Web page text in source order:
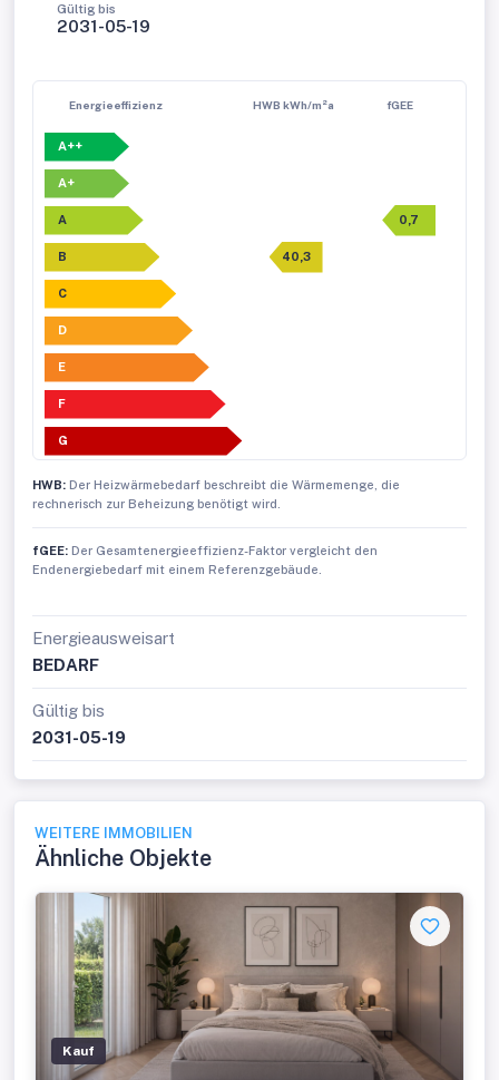
Gültig bis
2031-05-19
Energieeffizienz HWB kWh/m²a fGEE
A++
A+
A 0,7
B 40,3
C
D
E
F
G
HWB: Der Heizwärmebedarf beschreibt die Wärmemenge, die
rechnerisch zur Beheizung benötigt wird.
fGEE: Der Gesamtenergieeffizienz-Faktor vergleicht den
Endenergiebedarf mit einem Referenzgebäude.
Energieausweisart
BEDARF
Gültig bis
2031-05-19
WEITERE IMMOBILIEN
Ähnliche Objekte
Kauf